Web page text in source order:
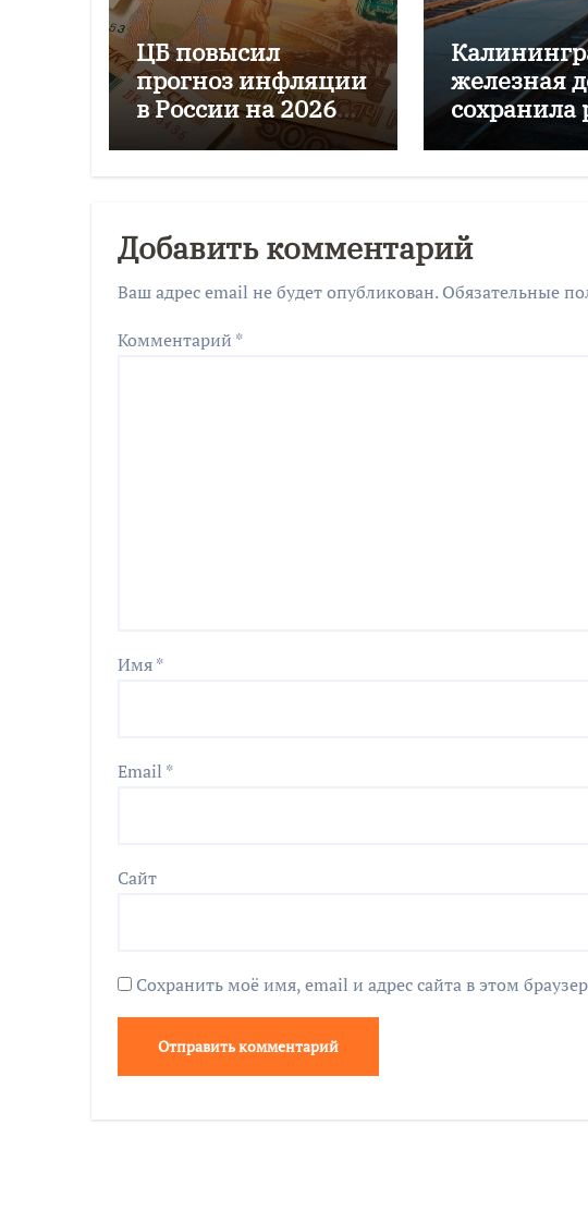
ЦБ повысил
прогноз инфляции
в России на 2026
год до 6–7%
железная
сохранила
перевозок
Добавить комментарий
Ваш адрес email не будет опубликован. Обязательные
Комментарий *
Имя*
Email *
Сайт
Сохранить моё имя, email и адрес сайта в этом